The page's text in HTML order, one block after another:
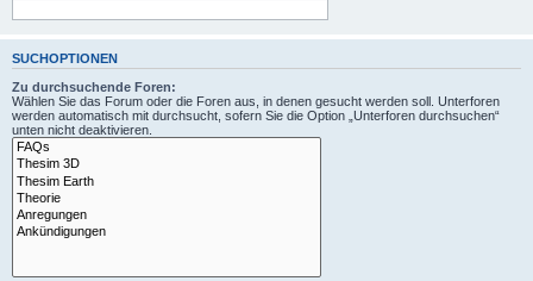
SUCHOPTIONEN
Zu durchsuchende Foren:
Wählen Sie das Forum oder die Foren aus, in denen gesucht werden soll. Unterforen
werden automatisch mit durchsucht, sofern Sie die Option „Unterforen durchsuchen“
unten nicht deaktivieren.